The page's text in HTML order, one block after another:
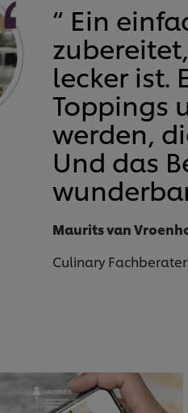
“ Ein
lecker ist.
Toppings
werden,
Und das
Maurits van
Culinary